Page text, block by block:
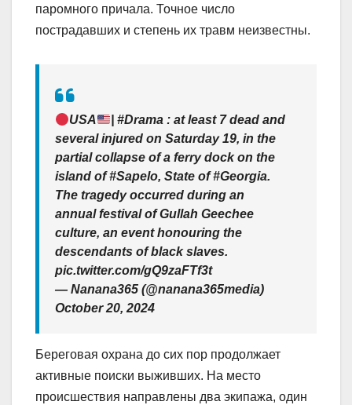
паромного причала. Точное число
пострадавших и степень их травм неизвестны.
USA
| #Drama : at least 7 dead and
several injured on Saturday 19, in the
partial collapse of a ferry dock on the
island of #Sapelo, State of #Georgia.
The tragedy occurred during an
annual festival of Gullah Geechee
culture, an event honouring the
descendants of black slaves.
pic.twitter.com/gQ9zaFTf3t
— Nanana365 (@nanana365media)
October 20, 2024
Береговая охрана до сих пор продолжает
активные поиски выживших. На место
происшествия направлены два экипажа, один